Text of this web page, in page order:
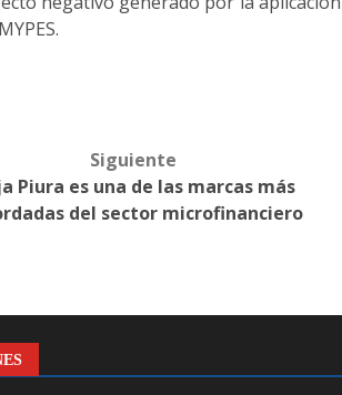
Siguiente
Piura es una de las marcas más
del sector microfinanciero